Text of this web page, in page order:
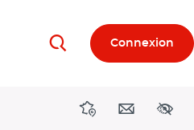
RechercherConnexion
DirectionsContact